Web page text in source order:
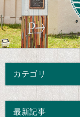
カテゴリ
最新記事